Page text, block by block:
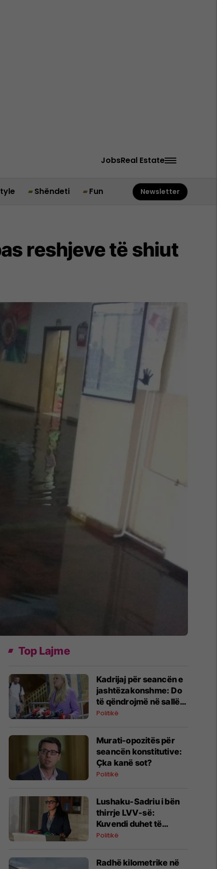
JobsReal Estate
Shëndeti Fun Newsletter
reshjeve të shiut
Top Lajme
Kadrijaj për seancën e
jashtëzakonshme: Do
të qëndrojmë në sallë, i
kemi nënshkrimet
Politikë
​Murati-opozitës për
seancën konstitutive:
Çka kanë sot?
Politikë
Lushaku-Sadriu i bën
thirrje LVV-së:
Kuvendi duhet të
konstituohet sonte
Politikë
​Radhë kilometrike në